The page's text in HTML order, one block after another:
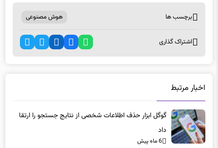
برچسب ها هوش مصنوعی
اشتراک گذاری
اخبار مرتبط
گوگل ابزار حذف اطلاعات شخصی از نتایج جستجو را ارتقا
داد
6 ماه پیش